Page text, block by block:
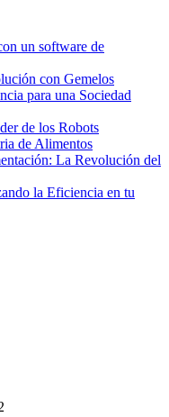
un software de
con Gemelos
para una Sociedad
de los Robots
de Alimentos
La Revolución del
la Eficiencia en tu